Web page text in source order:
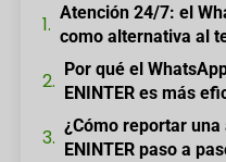
Atención 24/7: el
como alternativa al
Por qué el
ENINTER es más
¿Cómo reportar
ENINTER paso a